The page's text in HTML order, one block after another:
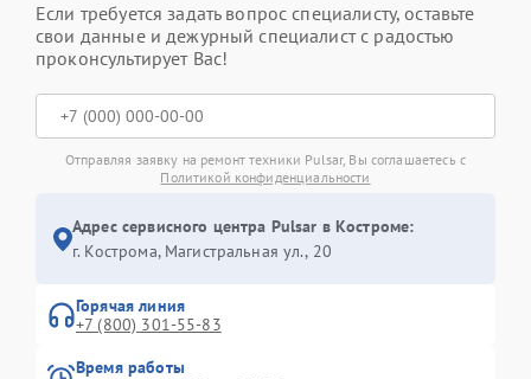
Если требуется задать вопрос специалисту, оставьте
свои данные и дежурный специалист с радостью
проконсультирует Вас!
Отправляя заявку на ремонт техники Pulsar, Вы соглашаетесь с
Политикой конфиденциальности
Адрес сервисного центра Pulsar в Костроме:
г. Кострома, Магистральная ул., 20
Горячая линия
+7 (800) 301-55-83
Время работы